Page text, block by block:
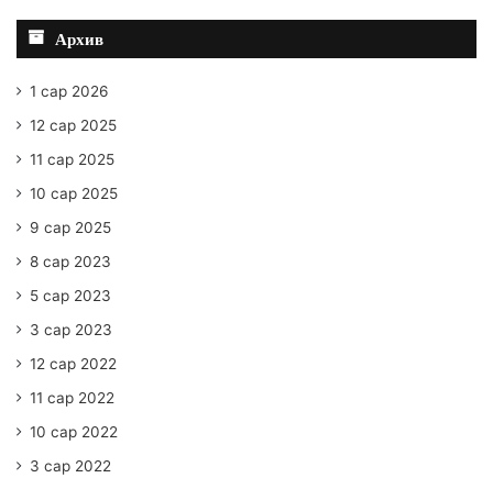
Архив
1 сар 2026
12 сар 2025
11 сар 2025
10 сар 2025
9 сар 2025
8 сар 2023
5 сар 2023
3 сар 2023
12 сар 2022
11 сар 2022
10 сар 2022
3 сар 2022